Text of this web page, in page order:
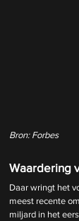
Bron: Forbes
Waardering
Daar wringt het
meest recente
miljard in het